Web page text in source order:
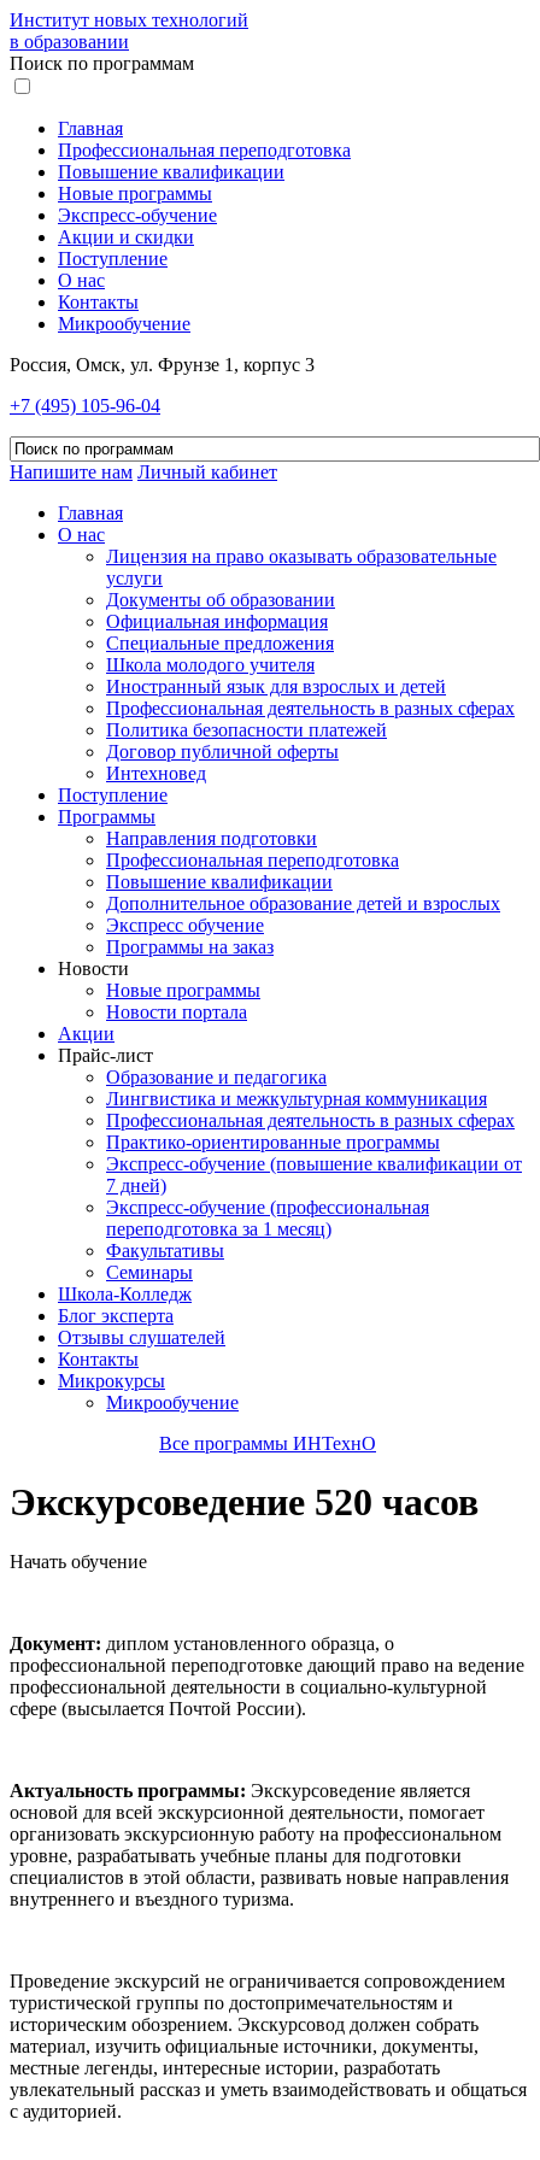
Институт новых технологий
в образовании
Поиск по программам
Главная
Профессиональная переподготовка
Повышение квалификации
Новые программы
Экспресс-обучение
Акции и скидки
Поступление
О нас
Контакты
Микрообучение
Россия, Омск, ул. Фрунзе 1, корпус 3
+7 (495) 105-96-04
Напишите нам Личный кабинет
Главная
О нас
Лицензия на право оказывать образовательные
услуги
Документы об образовании
Официальная информация
Специальные предложения
Школа молодого учителя
Иностранный язык для взрослых и детей
Профессиональная деятельность в разных сферах
Политика безопасности платежей
Договор публичной оферты
Интехновед
Поступление
Программы
Направления подготовки
Профессиональная переподготовка
Повышение квалификации
Дополнительное образование детей и взрослых
Экспресс обучение
Программы на заказ
Новости
Новые программы
Новости портала
Акции
Прайс-лист
Образование и педагогика
Лингвистика и межкультурная коммуникация
Профессиональная деятельность в разных сферах
Практико-ориентированные программы
Экспресс-обучение (повышение квалификации от
7 дней)
Экспресс-обучение (профессиональная
переподготовка за 1 месяц)
Факультативы
Семинары
Школа-Колледж
Блог эксперта
Отзывы слушателей
Контакты
Микрокурсы
Микрообучение
Все программы ИНТехнО
Экскурсоведение 520 часов
Начать обучение
Документ: диплом установленного образца, о
профессиональной переподготовке дающий право на ведение
профессиональной деятельности в социально-культурной
сфере (высылается Почтой России).
Актуальность программы: Экскурсоведение является
основой для всей экскурсионной деятельности, помогает
организовать экскурсионную работу на профессиональном
уровне, разрабатывать учебные планы для подготовки
специалистов в этой области, развивать новые направления
внутреннего и въездного туризма.
Проведение экскурсий не ограничивается сопровождением
туристической группы по достопримечательностям и
историческим обозрением. Экскурсовод должен собрать
материал, изучить официальные источники, документы,
местные легенды, интересные истории, разработать
увлекательный рассказ и уметь взаимодействовать и общаться
с аудиторией.